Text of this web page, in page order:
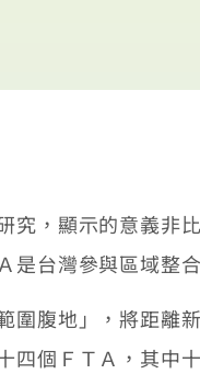
，顯示的意義非
是台灣參與區域整
腹地」，將距離
個ＦＴＡ，其中